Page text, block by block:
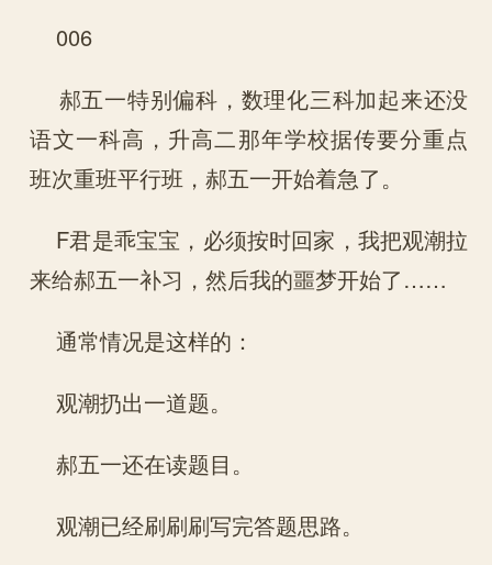
006
郝五一特别偏科，数理化三科加起来还没
语文一科高，升高二那年学校据传要分重点
班次重班平行班，郝五一开始着急了。
F君是乖宝宝，必须按时回家，我把观潮拉
来给郝五一补习，然后我的噩梦开始了……
通常情况是这样的：
观潮扔出一道题。
郝五一还在读题目。
观潮已经刷刷刷写完答题思路。